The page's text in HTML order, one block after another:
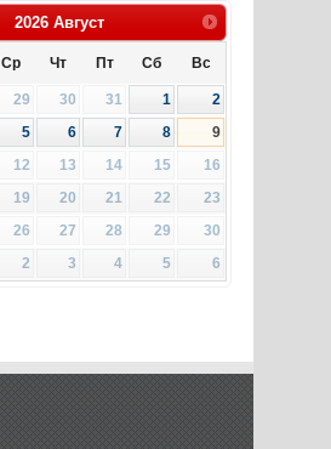
2026 Август
Ср Чт Пт Сб Вс
29 30 31 1
2
5 6 7 8
9
12 13 14 15
16
19 20 21 22
23
26 27 28 29
30
2 3 4 5 6